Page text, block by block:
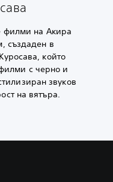
филми на Акира
създаден в
който
с черно и
звуков
на вятъра.